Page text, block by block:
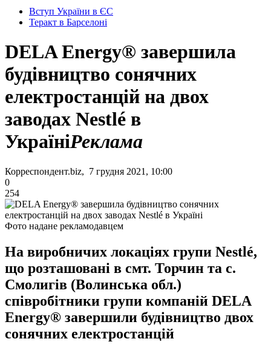
Вступ України в ЄС
Теракт в Барселоні
DELA Energy® завершила
будівництво сонячних
електростанцій на двох
заводах Nestlé в
УкраїніРеклама
Корреспондент.biz, 7 грудня 2021, 10:00
0
254
Фото надане рекламодавцем
На виробничих локаціях групи Nestlé,
що розташовані в смт. Торчин та с.
Смолигів (Волинська обл.)
співробітники групи компаній DELA
Energy® завершили будівництво двох
сонячних електростанцій